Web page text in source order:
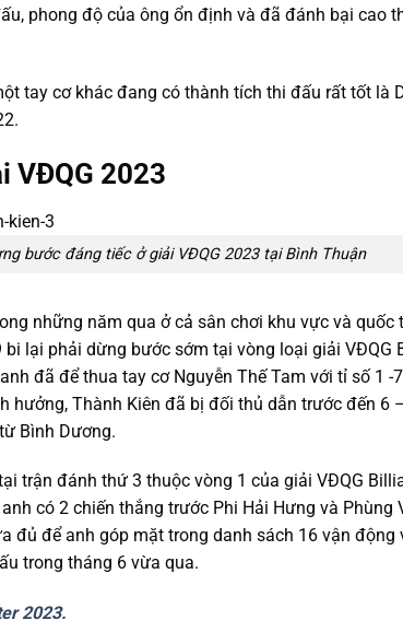
phong độ của ông ổn định và đã đánh bại cao
tay cơ khác đang có thành tích thi đấu rất tốt là
VĐQG 2023
bước đáng tiếc ở giải VĐQG 2023 tại Bình Thuận
những năm qua ở cả sân chơi khu vực và quốc
lại phải dừng bước sớm tại vòng loại giải VĐQG
đã để thua tay cơ Nguyễn Thế Tam với tỉ số 1 -
hưởng, Thành Kiên đã bị đối thủ dẫn trước đến 6
Bình Dương.
trận đánh thứ 3 thuộc vòng 1 của giải VĐQG
có 2 chiến thắng trước Phi Hải Hưng và Phùng
đủ để anh góp mặt trong danh sách 16 vận động
trong tháng 6 vừa qua.
2023.